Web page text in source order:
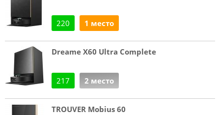
220 1 место
Dreame X60 Ultra Complete
217 2 место
TROUVER Mobius 60